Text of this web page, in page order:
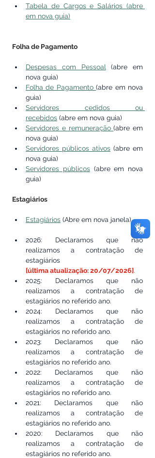
Tabela de Cargos e Salários (abre
em nova guia)
Folha de Pagamento
Despesas com Pessoal (abre em
nova guia)
Folha de Pagamento (abre em nova
guia)
Servidores cedidos ou
recebidos (abre em nova guia)
Servidores e remuneração (abre em
nova guia)
Servidores públicos ativos (abre em
nova guia)
Servidores públicos (abre em nova
guia)
Estagiários
Estagiários (Abre em nova janela)
2026: Declaramos que não
realizamos a contratação de
estagiários
[última atualização: 20/07/2026].
2025: Declaramos que não
realizamos a contratação de
estagiários no referido ano.
2024: Declaramos que não
realizamos a contratação de
estagiários no referido ano.
2023: Declaramos que não
realizamos a contratação de
estagiários no referido ano.
2022: Declaramos que não
realizamos a contratação de
estagiários no referido ano.
2021: Declaramos que não
realizamos a contratação de
estagiários no referido ano.
2020: Declaramos que não
realizamos a contratação de
estagiários no referido ano.